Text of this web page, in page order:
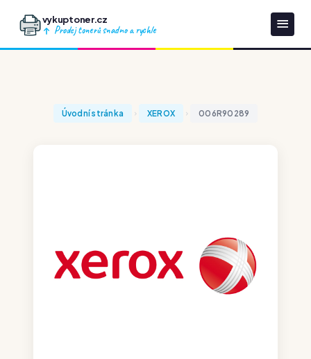
vykuptoner.cz
Prodej tonerů snadno a rychle
Úvodní stránka XEROX 006R90289